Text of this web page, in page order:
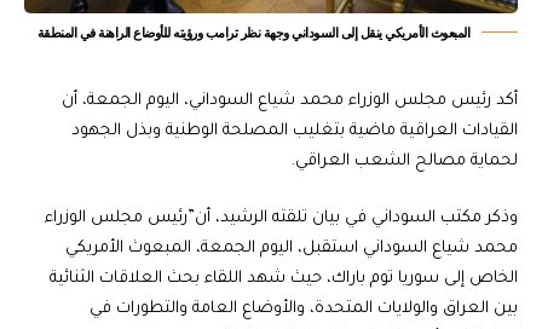
المبعوث الأمريكي ينقل إلى السوداني وجهة نظر ترامب ورؤيته للأوضاع الراهنة في المنطقة
أكد رئيس مجلس الوزراء محمد شياع السوداني، اليوم الجمعة، أن
القيادات العراقية ماضية بتغليب المصلحة الوطنية وبذل الجهود
لحماية مصالح الشعب العراقي.
وذكر مكتب السوداني في بيان تلقته الرشيد، أن”رئيس مجلس الوزراء
محمد شياع السوداني استقبل، اليوم الجمعة، المبعوث الأمريكي
الخاص إلى سوريا توم باراك، حيث شهد اللقاء بحث العلاقات الثنائية
بين العراق والولايات المتحدة، والأوضاع العامة والتطورات في